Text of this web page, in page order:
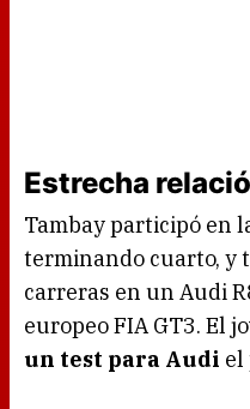
Estrecha
Tambay participó en
terminando cuarto, y
carreras en un Audi
europeo FIA GT3. El
un test para Audi el